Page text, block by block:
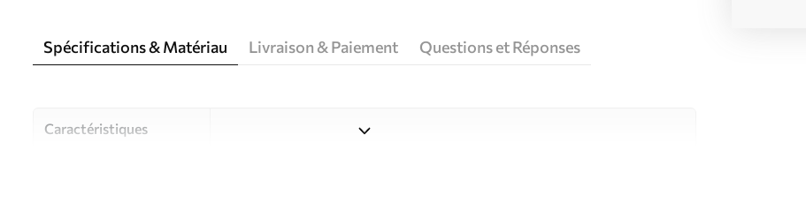
Spécifications & Matériau Livraison & Paiement Questions et Réponses
Caractéristiques